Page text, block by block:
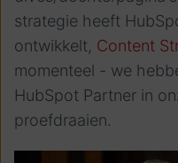
strategie heeft
ontwikkelt, Content
momenteel - we
HubSpot Partner in
proefdraaien.